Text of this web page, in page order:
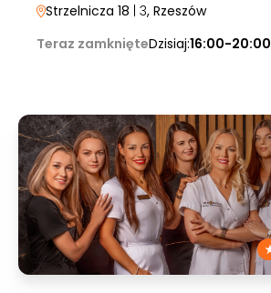
Strzelnicza 18 | 3, Rzeszów
Teraz zamknięteDzisiaj:16:00-20:00